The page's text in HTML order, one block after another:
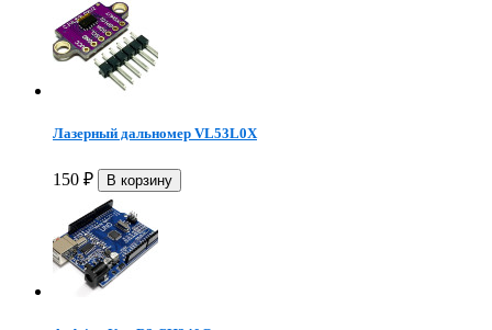
Лазерный дальномер VL53L0X
150 ₽